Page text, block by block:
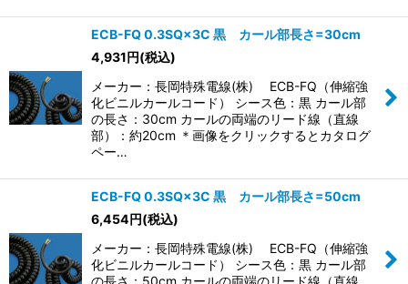
ECB-FQ 0.3SQ×3C 黒 カール部長さ=30cm
4,931円(税込)
メーカー：長岡特殊電線(株) ECB-FQ（伸縮強
化ビニルカールコード） シース色：黒 カール部
の長さ：30cm カールの両端のリード線（直線
部）：約20cm ＊画像をクリックするとカタログ
ペー…
ECB-FQ 0.3SQ×3C 黒 カール部長さ=50cm
6,454円(税込)
メーカー：長岡特殊電線(株) ECB-FQ（伸縮強
化ビニルカールコード） シース色：黒 カール部
の長さ：50cm カールの両端のリード線（直線